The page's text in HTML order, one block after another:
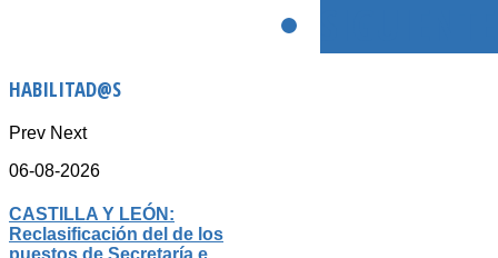
HABILITAD@S
Prev Next
06-08-2026
CASTILLA Y LEÓN:
Reclasificación del de los